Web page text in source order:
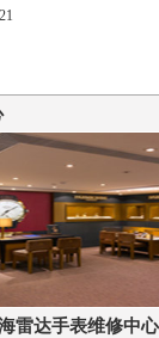
雷达手表维修中心